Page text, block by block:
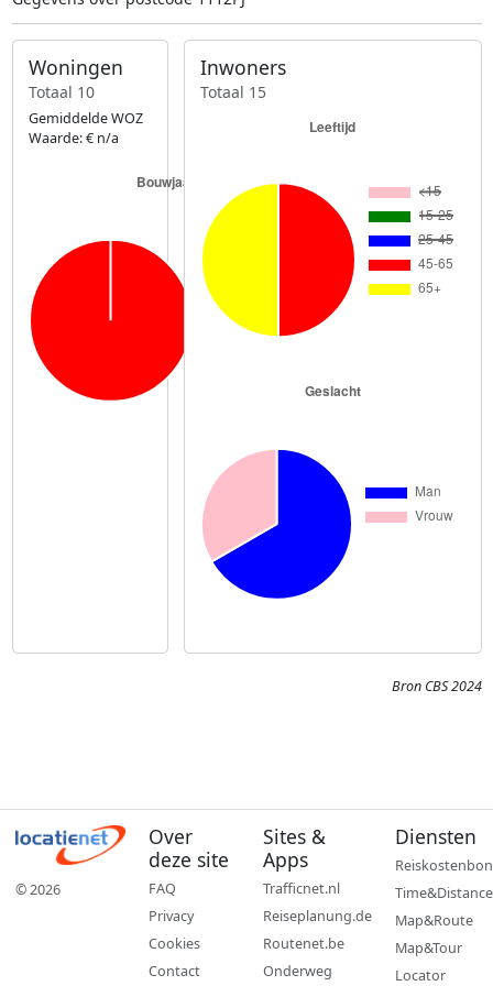
Woningen
Totaal 10
Gemiddelde WOZ
Waarde: € n/a
Inwoners
Totaal 15
Bron CBS 2024
© 2026
Over
deze site
FAQ
Privacy
Cookies
Contact
Sites &
Apps
Trafficnet.nl
Reiseplanung.de
Routenet.be
Onderweg
Diensten
Reiskostenbon
Time&Distance
Map&Route
Map&Tour
Locator